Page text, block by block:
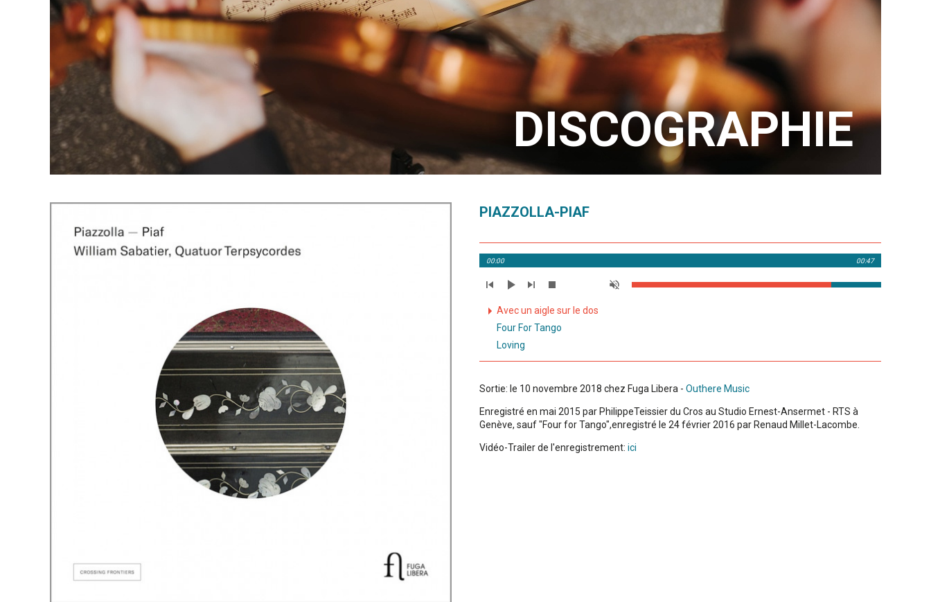
DISCOGRAPHIE
PIAZZOLLA-PIAF
00:00 00:47
Avec un aigle sur le dos
Four For Tango
Loving
Sortie: le 10 novembre 2018 chez Fuga Libera - Outhere Music
Enregistré en mai 2015 par PhilippeTeissier du Cros au Studio Ernest-Ansermet - RTS à
Genève, sauf "Four for Tango",enregistré le 24 février 2016 par Renaud Millet-Lacombe.
Vidéo-Trailer de l'enregistrement: ici